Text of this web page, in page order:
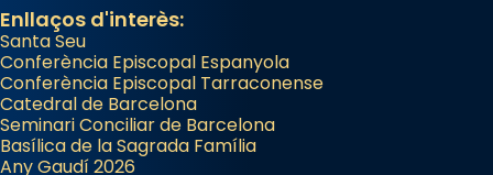
a la “Missa de les Santes” (“Missa de
Glòria”) fou composta el 1848 per Mn.
Manuel Blanch, amb aire d’òpera
italianitzant; s’interpreta per privilegi
pontifici, amb orquestra i cor, i té una
duració aproximada de tres hores. Després,
Enllaços d'interès:
Santa Seu
Conferència Episcopal Espanyola
Conferència Episcopal Tarraconense
Catedral de Barcelona
Seminari Conciliar de Barcelona
Basílica de la Sagrada Família
Any Gaudí 2026